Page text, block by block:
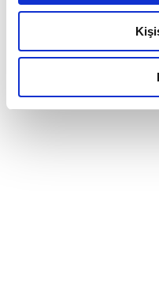
belirleyebilirsiniz.
Ayarlar butonuna
Metnimizi ziyaret
okumak ve sitemizi